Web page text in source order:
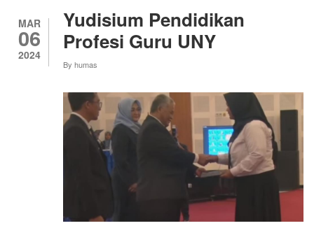
PPG
PRAJABATAN
GELOMBANG
1
MAR
06
2024
Yudisium Pendidikan
Profesi Guru UNY
By humas